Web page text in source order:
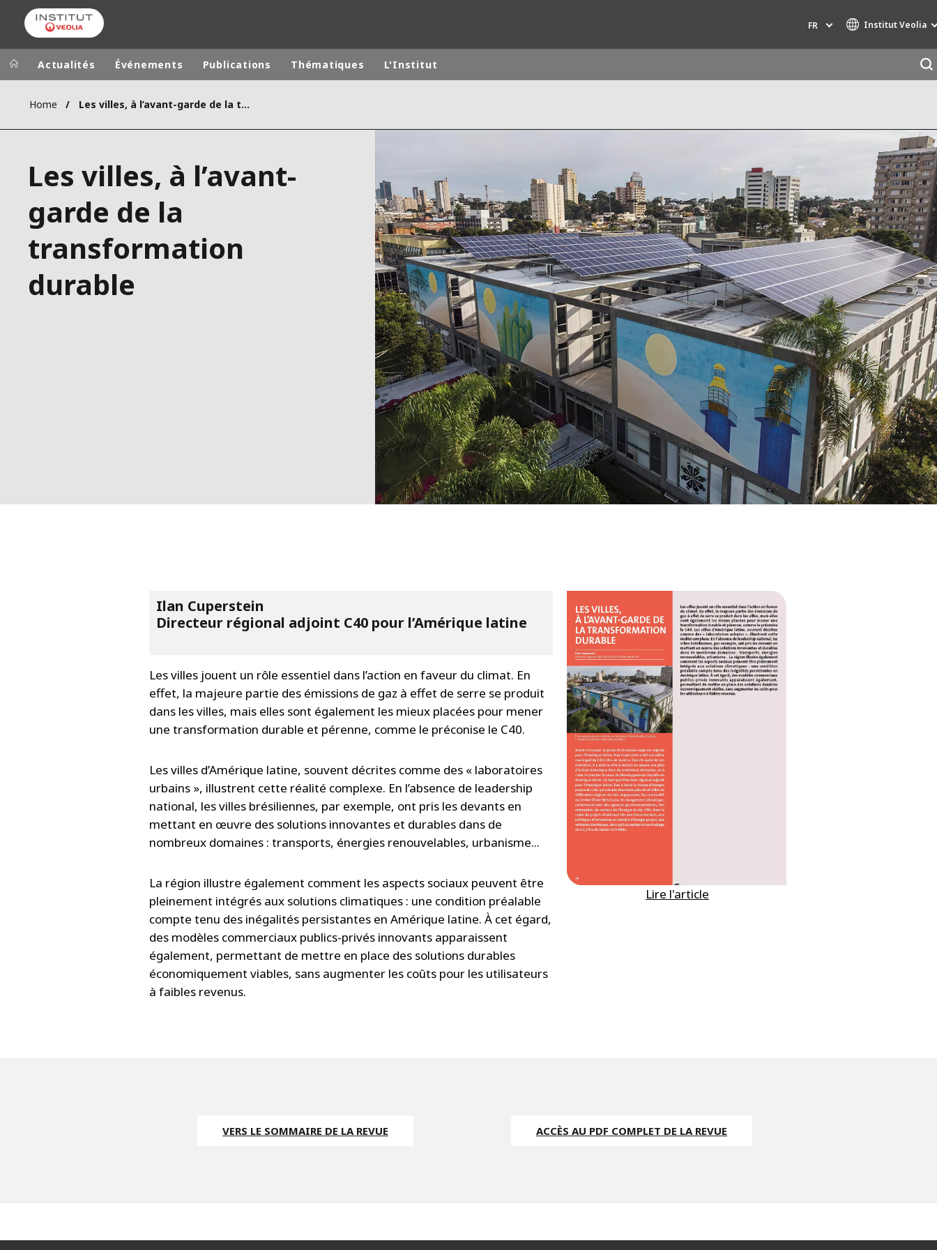
FR Institut Veolia
Groupe Veolia
CAMPUS
FONDATION
INSTITUT
AMÉRIQUE DU NORD
AUSTRALIE ET NOUVELLE ZÉLANDE
EUROPE
INGÉNIERIE & CONSEIL
HAZARDOUS WASTE EUROPE
INDUSTRIES GLOBAL SOLUTIONS
NUCLEAR SOLUTIONS
OFIS
SEDE BENELUX
VEOLIA AGRICULTURE
WATER TECHNOLOGIES
Actualités Événements Publications Thématiques L'Institut
Home Les villes, à l’avant-garde de la transformation durable
Les villes, à l’avant-
garde de la
transformation
durable
Ilan Cuperstein
Directeur régional adjoint C40 pour l’Amérique latine
Les villes jouent un rôle essentiel dans l’action en faveur du climat. En
effet, la majeure partie des émissions de gaz à effet de serre se produit
dans les villes, mais elles sont également les mieux placées pour mener
une transformation durable et pérenne, comme le préconise le C40.
Les villes d’Amérique latine, souvent décrites comme des « laboratoires
urbains », illustrent cette réalité complexe. En l’absence de leadership
national, les villes brésiliennes, par exemple, ont pris les devants en
mettant en œuvre des solutions innovantes et durables dans de
nombreux domaines : transports, énergies renouvelables, urbanisme...
La région illustre également comment les aspects sociaux peuvent être
pleinement intégrés aux solutions climatiques : une condition préalable
compte tenu des inégalités persistantes en Amérique latine. À cet égard,
des modèles commerciaux publics-privés innovants apparaissent
également, permettant de mettre en place des solutions durables
économiquement viables, sans augmenter les coûts pour les utilisateurs
à faibles revenus.
Lire l'article
VERS LE SOMMAIRE DE LA REVUE ACCÈS AU PDF COMPLET DE LA REVUE